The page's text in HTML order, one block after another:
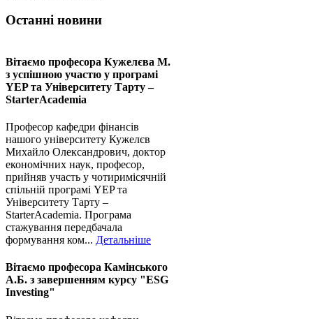
Останні новини
Вітаємо професора Кужелєва М.
з успішною участю у програмі
YEP та Університету Тарту –
StarterAcademia
Професор кафедри фінансів
нашого університету Кужелєв
Михайло Олександрович, доктор
економічних наук, професор,
прийняв участь у чотиримісячній
спільній програмі YEP та
Університету Тарту –
StarterAcademia. Програма
стажування передбачала
формування ком... Детальніше
Вітаємо професора Камінського
А.Б. з завершенням курсу "ESG
Investing"